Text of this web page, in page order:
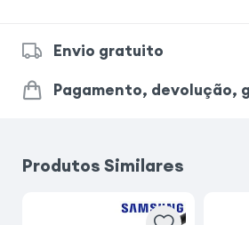
Envio gratuito
Pagamento, devolução,
Produtos Similares